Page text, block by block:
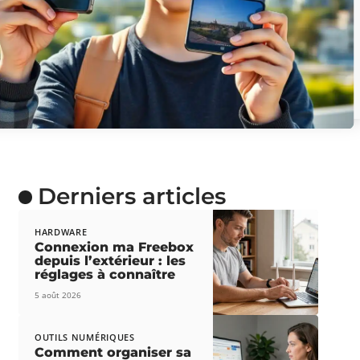
Derniers articles
HARDWARE
Connexion ma Freebox
depuis l’extérieur : les
réglages à connaître
5 août 2026
OUTILS NUMÉRIQUES
Comment organiser sa